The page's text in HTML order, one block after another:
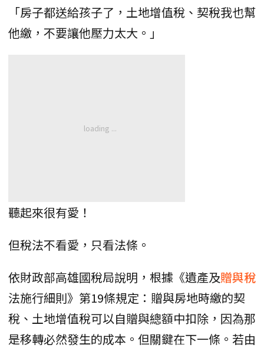
「房子都送給孩子了，土地增值稅、契稅我也幫
他繳，不要讓他壓力太大。」
聽起來很有愛！
但稅法不看愛，只看法條。
依財政部高雄國稅局說明，根據《遺產及贈與稅
法施行細則》第19條規定：贈與房地時繳的契
稅、土地增值稅可以自贈與總額中扣除，因為那
是移轉必然發生的成本。但關鍵在下一條。若由